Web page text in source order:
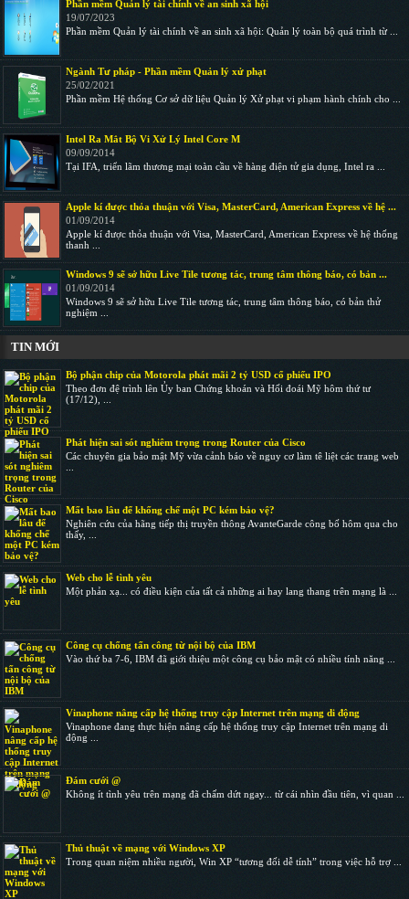
Phần mềm Quản lý tài chính về an sinh xã hội
19/07/2023
Phần mềm Quản lý tài chính về an sinh xã hội: Quản lý toàn bộ quá trình từ ...
Ngành Tư pháp - Phần mềm Quản lý xử phạt
25/02/2021
Phần mềm Hệ thống Cơ sở dữ liệu Quản lý Xử phạt vi phạm hành chính cho ...
Intel Ra Mắt Bộ Vi Xử Lý Intel Core M
09/09/2014
Tại IFA, triển lãm thương mại toàn cầu về hàng điện tử gia dụng, Intel ra ...
Apple kí được thỏa thuận với Visa, MasterCard, American Express về hệ ...
01/09/2014
Apple kí được thỏa thuận với Visa, MasterCard, American Express về hệ thống
thanh ...
Windows 9 sẽ sở hữu Live Tile tương tác, trung tâm thông báo, có bản ...
01/09/2014
Windows 9 sẽ sở hữu Live Tile tương tác, trung tâm thông báo, có bản thử
nghiệm ...
TIN MỚI
Bộ phận chip của Motorola phát mãi 2 tỷ USD cổ phiếu IPO
Theo đơn đệ trình lên Ủy ban Chứng khoán và Hối đoái Mỹ hôm thứ tư
(17/12), ...
Phát hiện sai sót nghiêm trọng trong Router của Cisco
Các chuyên gia bảo mật Mỹ vừa cảnh báo về nguy cơ làm tê liệt các trang web
...
Mất bao lâu để khống chế một PC kém bảo vệ?
Nghiên cứu của hãng tiếp thị truyền thông AvanteGarde công bố hôm qua cho
thấy, ...
Web cho lễ tình yêu
Một phản xạ... có điều kiện của tất cả những ai hay lang thang trên mạng là ...
Công cụ chống tấn công từ nội bộ của IBM
Vào thứ ba 7-6, IBM đã giới thiệu một công cụ bảo mật có nhiều tính năng ...
Vinaphone nâng cấp hệ thống truy cập Internet trên mạng di động
Vinaphone đang thực hiện nâng cấp hệ thống truy cập Internet trên mạng di
động ...
Đám cưới @
Không ít tình yêu trên mạng đã chấm dứt ngay... từ cái nhìn đầu tiên, vì quan ...
Thủ thuật về mạng với Windows XP
Trong quan niệm nhiều người, Win XP “tương đối dễ tính” trong việc hỗ trợ ...